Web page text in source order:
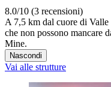
8.0/10 (3 recensioni)
A 7,5 km dal cuore di
che non possono mancare
Mine.
Nascondi
Vai alle strutture